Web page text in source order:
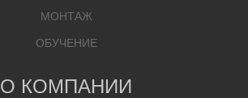
МОНТАЖ
ОБУЧЕНИЕ
О КОМПАНИИ